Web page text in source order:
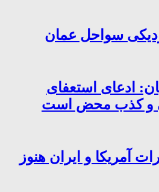
سواحل عمان
ادعای استعفای
و کذب محض است
آمریکا و ایران هنوز